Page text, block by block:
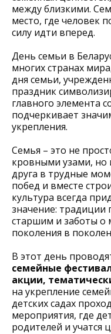
между близкими.
место, где человек
силу идти вперед.
День семьи в
многих странах
дня семьи,
праздник
главного элемента
подчеркивает
укрепления.
Семья – это не
кровными узами, но
друга в трудные
побед и вместе
культура всегда
значение: традиции
старшим и заботы о
поколения в
В этот день
семейные
акции,
на укрепление
детских садах
мероприятия, где
родителей и учатся